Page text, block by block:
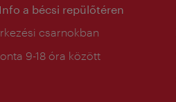
a bécsi repülőtéren
csarnokban
9-18 óra között